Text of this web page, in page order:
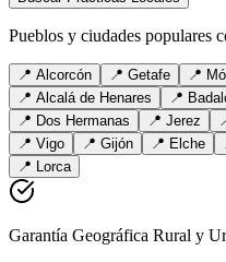
Pueblos y ciudades populares
📍 Alcorcón 📍 Getafe 📍
📍 Alcalá de Henares 📍
📍 Dos Hermanas 📍 Jerez
📍 Vigo 📍 Gijón 📍 Elche
📍 Lorca
Garantía Geográfica Rural y